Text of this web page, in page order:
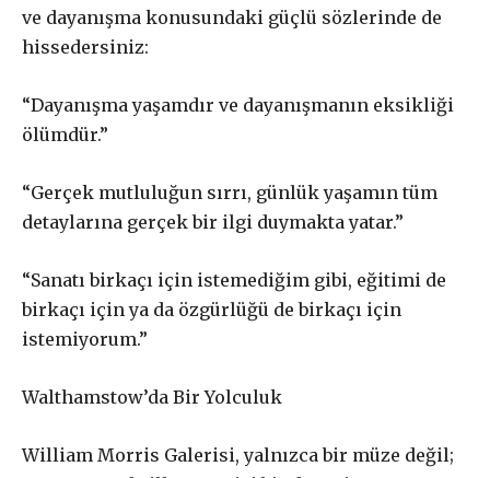
ve dayanışma konusundaki güçlü sözlerinde de
hissedersiniz:
“Dayanışma yaşamdır ve dayanışmanın eksikliği
ölümdür.”
“Gerçek mutluluğun sırrı, günlük yaşamın tüm
detaylarına gerçek bir ilgi duymakta yatar.”
“Sanatı birkaçı için istemediğim gibi, eğitimi de
birkaçı için ya da özgürlüğü de birkaçı için
istemiyorum.”
Walthamstow’da Bir Yolculuk
William Morris Galerisi, yalnızca bir müze değil;